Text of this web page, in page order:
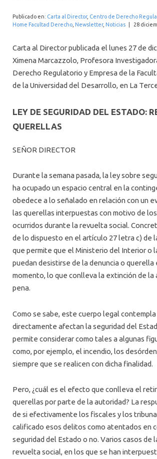
Publicado en: Carta al Director, Centro de Derecho
Home Facultad Derecho Newsletter, Noticias 28
Carta al Director publicada el lunes 27 de
Ximena Marcazzolo, Profesora
Derecho Regulatorio y Empresa de la
de la Universidad del Desarrollo, en La
LEY DE SEGURIDAD DEL ESTADO:
QUERELLAS
SEÑOR DIRECTOR
Durante la semana pasada, la ley sobre
ha ocupado un espacio central en la
obedece a lo señalado en relación con un
las querellas interpuestas con motivo de
ocurridos durante la revuelta social.
de lo dispuesto en el artículo 27 letra c) de
que permite que el Ministerio del Interior o
puedan desistirse de la denuncia o querella
momento, lo que conlleva la extinción de la
pena.
Como se sabe, este cuerpo legal
directamente afectan la seguridad del
permite considerar como tales a algunas
como, por ejemplo, el incendio, los
siempre que se realicen con dicha finalidad.
Pero, ¿cuál es el efecto que conlleva el
querellas por parte de la autoridad? La
de si efectivamente los fiscales y los
calificado esos delitos como atentados en
seguridad del Estado o no. Varios casos de
revuelta social, en los que se han